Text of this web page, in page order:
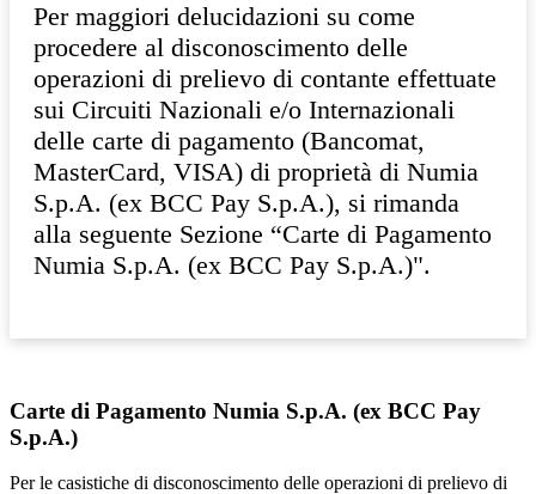
Per maggiori delucidazioni su come
procedere al disconoscimento delle
operazioni di prelievo di contante effettuate
sui Circuiti Nazionali e/o Internazionali
delle carte di pagamento (Bancomat,
MasterCard, VISA) di proprietà di Numia
S.p.A. (ex BCC Pay S.p.A.), si rimanda
alla seguente Sezione “Carte di Pagamento
Numia S.p.A. (ex BCC Pay S.p.A.)".
Carte di Pagamento Numia S.p.A. (ex BCC Pay
S.p.A.)
Per le casistiche di disconoscimento delle operazioni di prelievo di